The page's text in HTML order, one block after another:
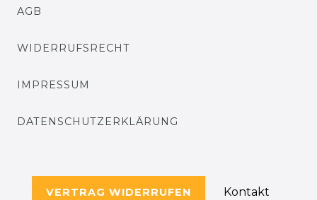
AGB
WIDERRUFSRECHT
IMPRESSUM
DATENSCHUTZERKLÄRUNG
VERTRAG WIDERRUFEN Kontakt